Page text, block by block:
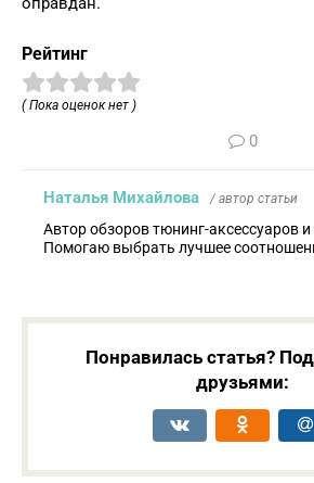
Рейтинг
( Пока оценок нет )
0
Наталья Михайлова / автор статьи
Автор обзоров тюнинг-аксессуаров и
Помогаю выбрать лучшее
Понравилась статья?
друзьями: